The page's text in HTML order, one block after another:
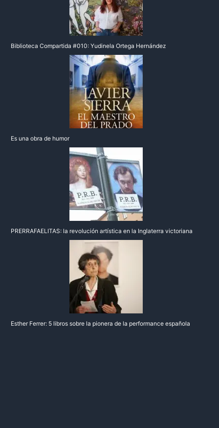
Biblioteca Compartida #010: Yudinela Ortega Hernández
Es una obra de humor
PRERRAFAELITAS: la revolución artística en la Inglaterra victoriana
Esther Ferrer: 5 libros sobre la pionera de la performance española